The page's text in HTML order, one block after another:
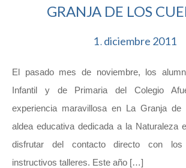
GRANJA DE LOS
1. diciembre 2011
El pasado mes de noviembre, los
Infantil y de Primaria del Colegio
experiencia maravillosa en La Granja de
aldea educativa dedicada a la Naturaleza
disfrutar del contacto directo con
instructivos talleres. Este año […]